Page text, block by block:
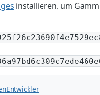
installieren, um
Entwickler